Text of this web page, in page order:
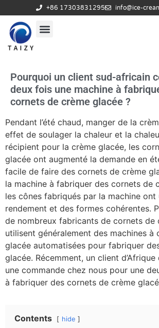
+86 17303831295 info@ice-
Pourquoi un client sud-africain
deux fois une machine à
cornets de crème glacée ?
Pendant l’été chaud, manger de la
effet de soulager la chaleur et la
récipient pour la crème glacée, les
glacée ont augmenté la demande en
facile de faire des cornets de crème
la machine à fabriquer des cornets de
les cônes fabriqués par la machine ont
rendement et des formes cohérentes.
de nombreux fabricants de cornets de
utilisent généralement des machines à
glacée automatisées pour fabriquer
glacée. Récemment, un client
une commande chez nous pour une
à fabriquer des cornets de crème
Contents hide